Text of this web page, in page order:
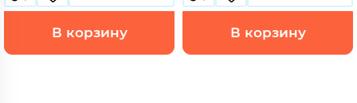
В корзину В корзину